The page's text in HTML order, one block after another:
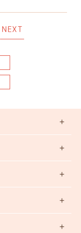
NEXT